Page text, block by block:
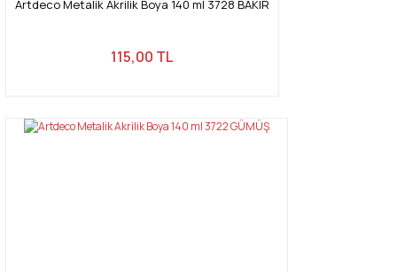
Artdeco Metalik Akrilik Boya 140 ml 3728 BAKIR
115,00 TL